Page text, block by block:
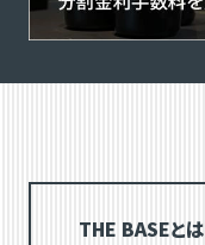
THE BASEとは